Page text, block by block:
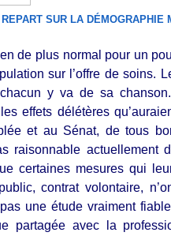
SUR LA DÉMOGRAPHIE
de plus normal pour un
sur l’offre de soins.
y va de sa
effets délétères
et au Sénat, de tous
raisonnable actuellement
certaines mesures qui
contrat volontaire,
pas une étude vraiment
partagée avec la